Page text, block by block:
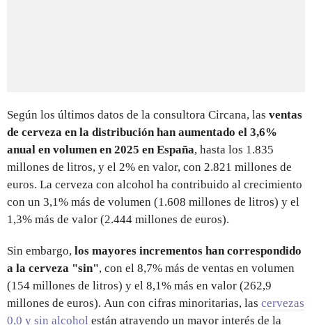
Según los últimos datos de la consultora Circana, las ventas
de cerveza en la distribución han aumentado el 3,6%
anual en volumen en 2025 en España, hasta los 1.835
millones de litros, y el 2% en valor, con 2.821 millones de
euros. La cerveza con alcohol ha contribuido al crecimiento
con un 3,1% más de volumen (1.608 millones de litros) y el
1,3% más de valor (2.444 millones de euros).
Sin embargo, los mayores incrementos han correspondido
a la cerveza "sin", con el 8,7% más de ventas en volumen
(154 millones de litros) y el 8,1% más en valor (262,9
millones de euros). Aun con cifras minoritarias, las cervezas
0,0 y sin alcohol están atrayendo un mayor interés de la